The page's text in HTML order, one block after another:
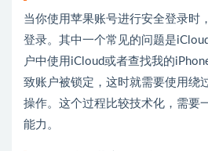
当你使用苹果账号进行安全登录时
登录。其中一个常见的问题是
户中使用iCloud或者查找我的
致账户被锁定，这时就需要使用绕
操作。这个过程比较技术化，需要
能力。